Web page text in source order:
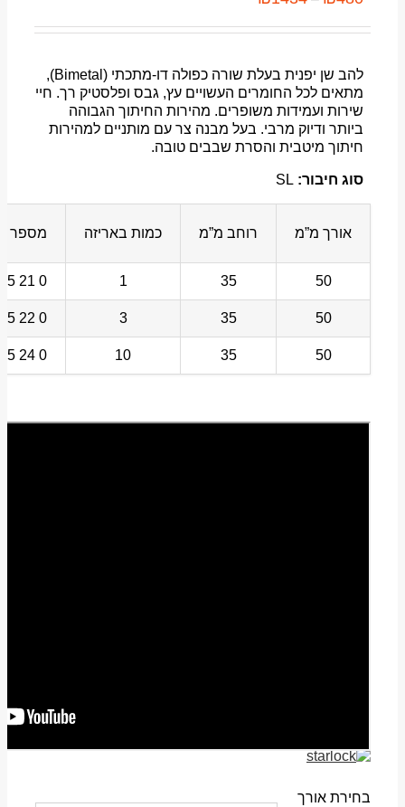
להב שן יפנית בעלת שורה כפולה דו-מתכתי (Bimetal),
מתאים לכל החומרים העשויים עץ, גבס ופלסטיק רך. חיי
שירות ועמידות משופרים. מהירות החיתוך הגבוהה
ביותר ודיוק מרבי. בעל מבנה צר עם מותניים למהירות
חיתוך מיטבית והסרת שבבים טובה.
סוג חיבור:
אורך מ”מ רוחב מ”מ כמות באריזה מספר
50
35
1
0 21 205 02 35 6
50
35
3
0 22 205 02 35 6
50
35
10
0 24 205 02 35 6
בחירת אורך